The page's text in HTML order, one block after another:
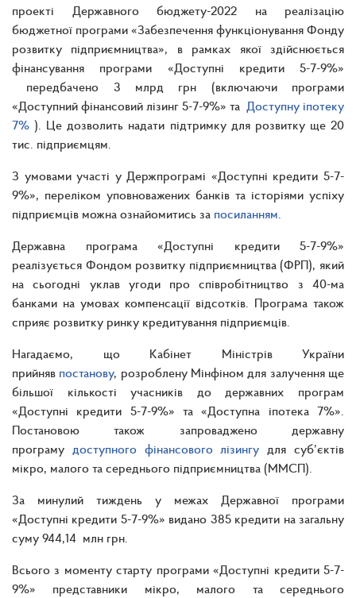
проекті Державного бюджету-2022 на реалізацію
бюджетної програми «Забезпечення функціонування Фонду
розвитку підприємництва», в рамках якої здійснюється
фінансування програми «Доступні кредити 5-7-9%»
передбачено 3 млрд грн (включаючи програми
«Доступний фінансовий лізинг 5-7-9%» та Доступну іпотеку
7% ). Це дозволить надати підтримку для розвитку ще 20
тис. підприємцям.
З умовами участі у Держпрограмі «Доступні кредити 5-7-
9%», переліком уповноважених банків та історіями успіху
підприємців можна ознайомитись за посиланням
Державна програма «Доступні кредити 5-7-9%»
реалізується Фондом розвитку підприємництва (ФРП), який
на сьогодні уклав угоди про співробітництво з 40-ма
банками на умовах компенсації відсотків. Програма також
сприяє розвитку ринку кредитування підприємців.
Нагадаємо, що Кабінет Міністрів України
прийняв постанову, розроблену Мінфіном для залучення ще
більшої кількості учасників до державних програм
«Доступні кредити 5-7-9%» та «Доступна іпотека 7%».
Постановою також запроваджено державну
програму доступного фінансового лізингу для суб’єктів
мікро, малого та середнього підприємництва (ММСП).
За минулий тиждень у межах Державної програми
«Доступні кредити 5-7-9%» видано 385 кредити на загальну
суму 944,14 млн грн.
Всього з моменту старту програми «Доступні кредити 5-7-
9%» представники мікро, малого та середнього